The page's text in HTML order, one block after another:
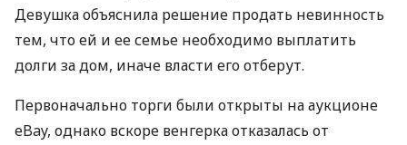
Девушка объяснила решение продать невинность
тем, что ей и ее семье необходимо выплатить
долги за дом, иначе власти его отберут.
Первоначально торги были открыты на аукционе
eBay, однако вскоре венгерка отказалась от